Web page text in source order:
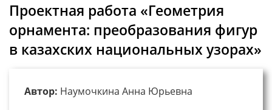
Проектная работа «Геометрия
орнамента: преобразования фигур
в казахских национальных узорах»
Автор: Наумочкина Анна Юрьевна